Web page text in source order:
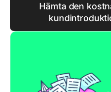
Hämta den